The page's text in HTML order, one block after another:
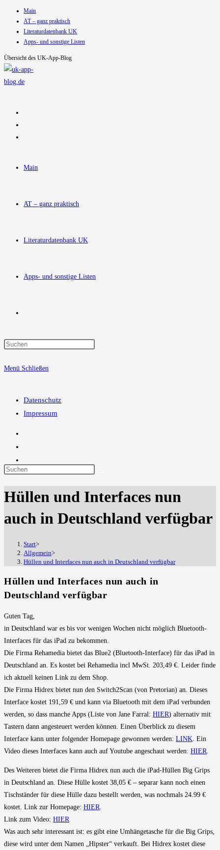
Inhalt
springen
Main
AT – ganz praktisch
Literaturdatenbank UK
Apps- und sonstige Listen
Übersicht des UK-App-Blog
Main
AT – ganz praktisch
Literaturdatenbank UK
Apps- und sonstige Listen
Suche
Menü Schließen
Datenschutz
Impressum
Diese
durchsuchen
Hüllen und Interfaces nun
auch in Deutschland verfügbar
Start>
Allgemein>
Hüllen und Interfaces nun auch in Deutschland verfügbar
Hüllen und Interfaces nun auch in
Deutschland verfügbar
Guten Tag,
in Deutschland war es bis vor wenigen Wochen nicht möglich Bluetooth-
Interfaces für das iPad zu bekommen.
Die Firma Rehamedia bietet das Blue2 (Bluetooth-Interface) für das iPad in
Deutschland an. Es kostet bei Rehamedia incl MwSt. 203,49 €. Leider finde
ich aktuell keinen Link zu dem Shop.
Die Firma Hidrex bietet nun den Switch2Scan (von Pretorian) an. Dieses
Interface kostet 191,59 € und kann via Bluetooth mit dem iPad verbunden
werden, so dass manche Apps (Liste von Jane Farral: HIER) alternativ mit
Tastern dann angesteuert werden können. Einen Überblick zu diesem
Interface kann unter folgender Homepage gewonnen werden: LINK. Ein
Video dieses Interfaces kann auch auf Youtube angeschaut werden: HIER.
Des Weiteren bietet die Firma Hidrex nun auch die iPad-Hüllen Big Grips
in Deutschland an. Diese Hülle kostet 38,05 € – separar kann noch einen
Tischständer für diese Hülle dazu bestellt werden, was nochmals 24.99 €
kostet. Link zur Homepage: HIER.
Link zum Video: HIER
Was auch sehr interessant ist: es gibt eine Umhängetasche für die Big Grips,
diese wird unter dem Namen „Hipster“ verkauft. Bei Hidrex kostet diese